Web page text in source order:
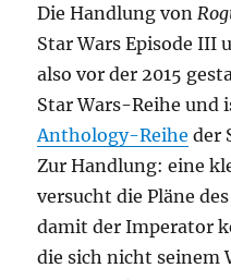
Die Handlung von
Star Wars Episode III
also vor der 2015
Star Wars-Reihe und
Anthology-Reihe der
Zur Handlung: eine
versucht die Pläne
damit der Imperator
die sich nicht seinem